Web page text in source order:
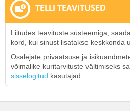
TELLI TEAVITUSED
Liitudes teavituste süsteemiga,
kord, kui sinust lisatakse keskkonda
Osalejate privaatsuse ja
võimalike kuritarvituste vältimiseks
sisselogitud kasutajad.